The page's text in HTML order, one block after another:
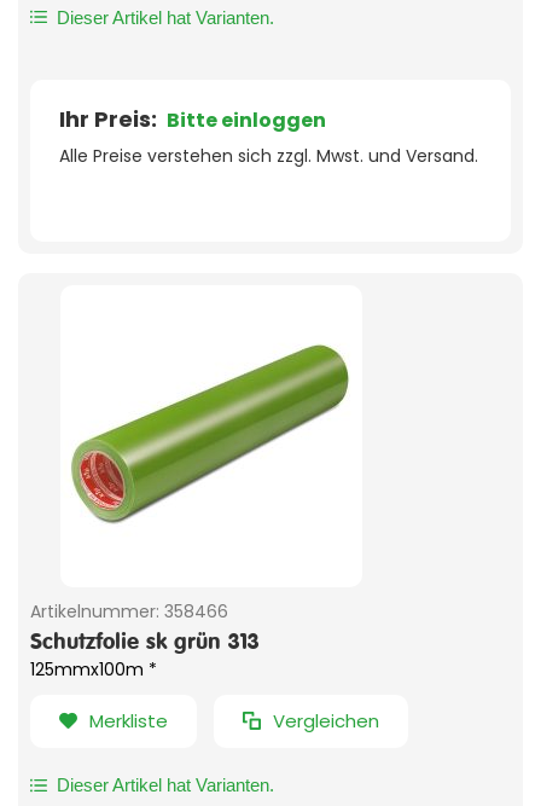
Dieser Artikel hat Varianten.
Ihr Preis: Bitte einloggen
Alle Preise verstehen sich zzgl. Mwst. und Versand.
Artikelnummer: 358466
Schutzfolie sk grün 313
125mmx100m *
Merkliste Vergleichen
Dieser Artikel hat Varianten.